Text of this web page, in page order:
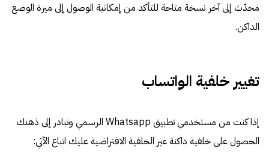
محدّث إلى آخر نسخة متاحة للتأكد من إمكانية الوصول إلى ميزة الوضع
الداكن.
تغيير خلفية الواتساب
إذا كنت من مستخدمي تطبيق Whatsapp الرسمي وتبادر إلى ذهنك
الحصول على خلفية داكنة غير الخلفية الافتراضية عليك اتباع الآتي: